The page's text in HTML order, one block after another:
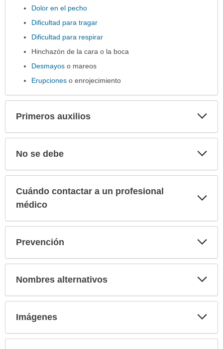
Dolor en el pecho
Dificultad para tragar
Dificultad para respirar
Hinchazón de la cara o la boca
Desmayos o mareos
Erupciones o enrojecimiento
Primeros auxilios
No se debe
Cuándo contactar a un profesional
médico
Prevención
Nombres alternativos
Imágenes